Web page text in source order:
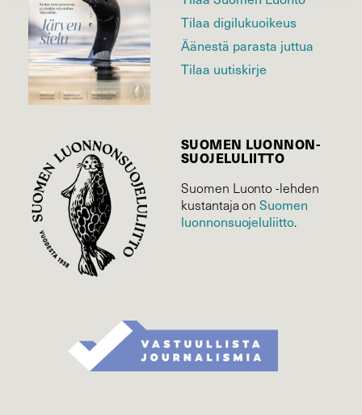
Tilaa digilukuoikeus
Äänestä parasta juttua
Tilaa uutiskirje
SUOMEN LUONNON­
SUOJELU­LIITTO
Suomen Luonto -lehden
kustantaja onSuomen
luonnonsuojelu­liitto.